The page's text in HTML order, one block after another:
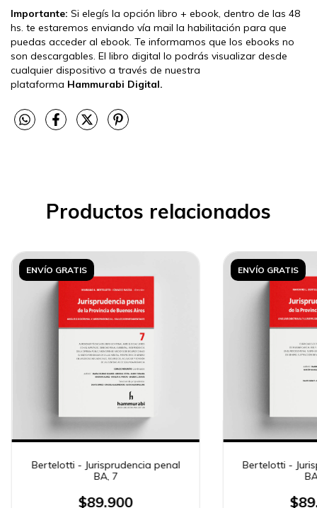
Importante: Si elegís la opción libro + ebook, dentro de las 48
hs. te estaremos enviando vía mail la habilitación para que
puedas acceder al ebook. Te informamos que los ebooks no
son descargables. El libro digital lo podrás visualizar desde
cualquier dispositivo a través de nuestra
plataforma Hammurabi Digital.
Productos relacionados
ENVÍO GRATIS
Bertelotti - Jurisprudencia penal
BA, 7
$89.900
ENVÍO GRATIS
Bertelotti -